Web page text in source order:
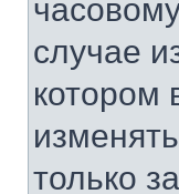
случае
котором
только